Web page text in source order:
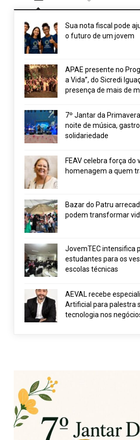
Sua nota fiscal pode
o futuro de um jovem
APAE presente no
a Vida”, do Sicredi
presença de mais de
7º Jantar da
noite de música,
solidariedade
FEAV celebra força do
homenagem a quem
Bazar do Patru
podem transformar
JovemTEC intensifica
estudantes para os
escolas técnicas
AEVAL recebe
Artificial para palestra
tecnologia nos